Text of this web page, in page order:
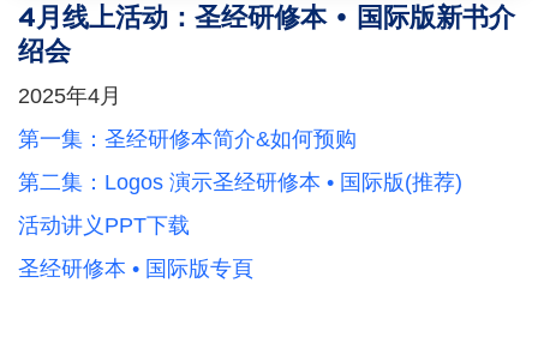
4月线上活动：圣经研修本 • 国际版新书介
绍会
2025年4月
第一集：圣经研修本简介&如何预购
第二集：Logos 演示圣经研修本 • 国际版(推荐)
活动讲义PPT下载
圣经研修本 • 国际版专頁